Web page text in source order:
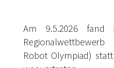
Am 9.5.2026 fand
Robot Olympiad)